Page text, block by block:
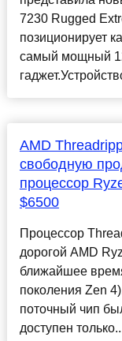
7230 Rugged
позиционирует
самый мощный
AMD
свободную
процессор
$6500
Процессор
дорогой AMD
ближайшее
поколения Zen
поточный чип
доступен